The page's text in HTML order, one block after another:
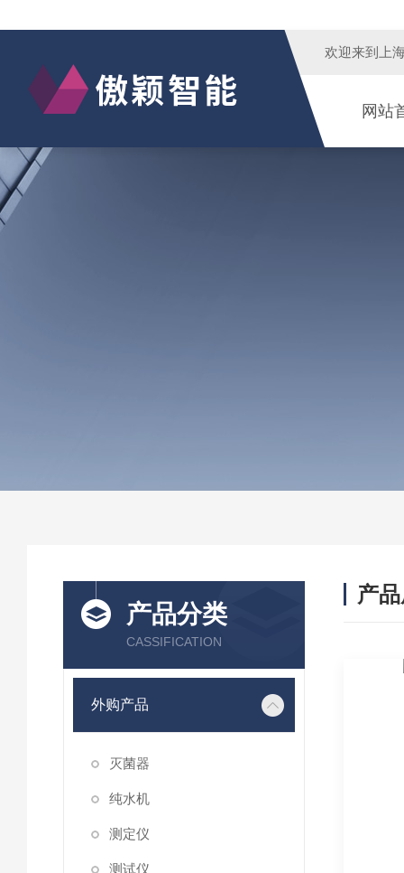
欢迎来到 上
网站
产品分类
CASSIFICATION
外购产品
灭菌器
纯水机
测定仪
测试仪
产